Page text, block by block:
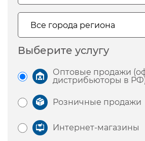
Выберите услугу
Оптовые продажи
дистрибьюторы в
Розничные продажи
Интернет-магазины